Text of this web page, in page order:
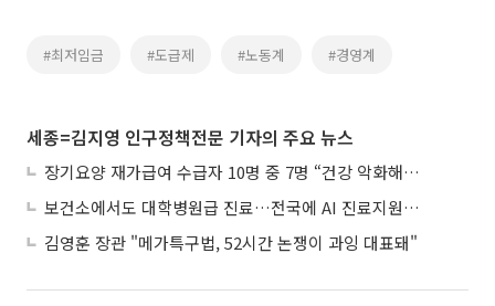
#최저임금 #도급제 #노동계 #경영계
세종=김지영 인구정책전문 기자의 주요 뉴스
장기요양 재가급여 수급자 10명 중 7명 “건강 악화해도 집에서”
보건소에서도 대학병원급 진료…전국에 AI 진료지원도구 보급
김영훈 장관 "메가특구법, 52시간 논쟁이 과잉 대표돼"